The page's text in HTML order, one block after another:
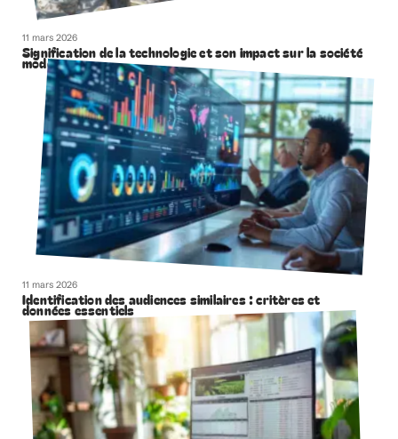
11 mars 2026
Signification de la technologie et son impact sur la société
moderne
11 mars 2026
Identification des audiences similaires : critères et
données essentiels